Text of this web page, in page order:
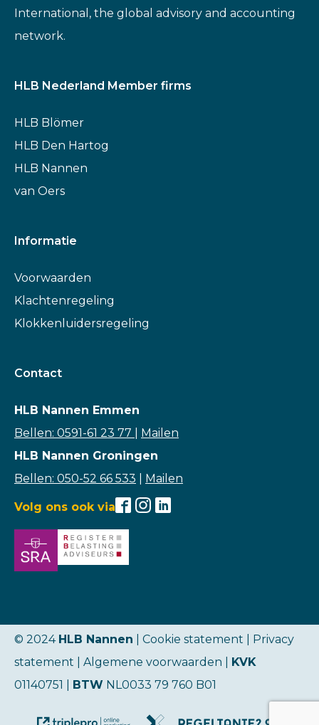
International, the global advisory and accounting
network.
HLB Nederland Member firms
HLB Blömer
HLB Den Hartog
HLB Nannen
van Oers
Informatie
Voorwaarden
Klachtenregeling
Klokkenluidersregeling
Contact
HLB Nannen Emmen
Bellen: 0591-61 23 77
Mailen
HLB Nannen Groningen
Bellen: 050-52 66 533
Mailen
Volg ons ook via
© 2024 HLB Nannen | Cookie statement | Privacy
statement
Algemene voorwaarden
KVK
01140751 | BTW NL0033 79 760 B01